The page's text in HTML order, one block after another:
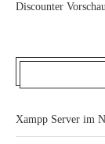
Discounter
Xampp Server im